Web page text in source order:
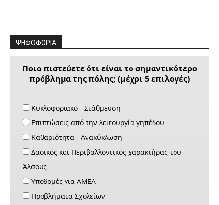
ΨΗΦΟΦΟΡΙΑ
Ποιο πιστεύετε ότι είναι το σημαντικότερο
πρόβλημα της πόλης; (μέχρι 5 επιλογές)
Κυκλοφοριακό - Στάθμευση
Επιπτώσεις από την λειτουργία γηπέδου
Καθαριότητα - Ανακύκλωση
Δασικός και Περιβαλλοντικός χαρακτήρας του
Άλσους
Υποδομές για ΑΜΕΑ
Προβλήματα Σχολείων